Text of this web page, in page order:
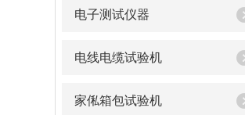
电子测试仪器
电线电缆试验机
家俬箱包试验机